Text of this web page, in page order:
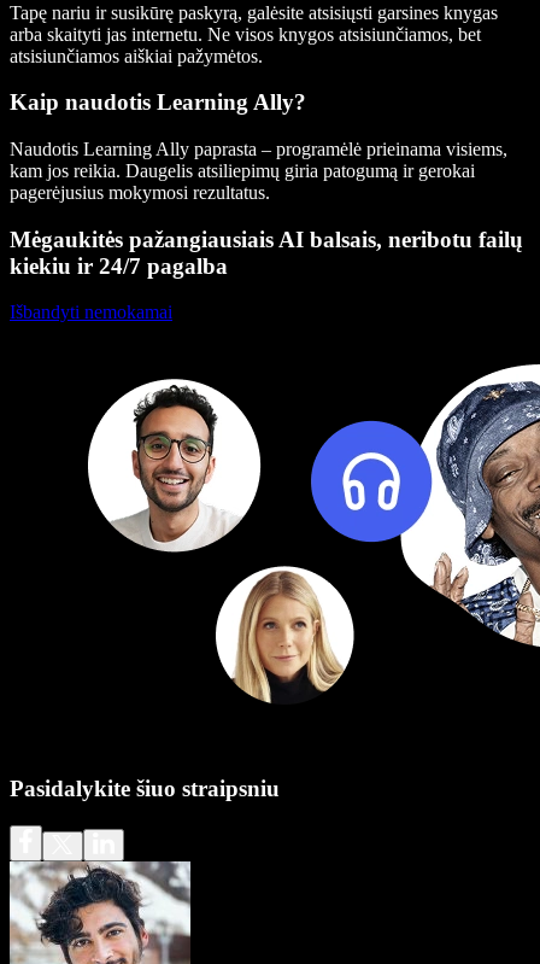
Tapę nariu ir susikūrę paskyrą, galėsite atsisiųsti garsines knygas
arba skaityti jas internetu. Ne visos knygos atsisiunčiamos, bet
atsisiunčiamos aiškiai pažymėtos.
Kaip naudotis Learning Ally?
Naudotis Learning Ally paprasta – programėlė prieinama visiems,
kam jos reikia. Daugelis atsiliepimų giria patogumą ir gerokai
pagerėjusius mokymosi rezultatus.
Mėgaukitės pažangiausiais AI balsais, neribotu failų
kiekiu ir 24/7 pagalba
Išbandyti nemokamai
Pasidalykite šiuo straipsniu